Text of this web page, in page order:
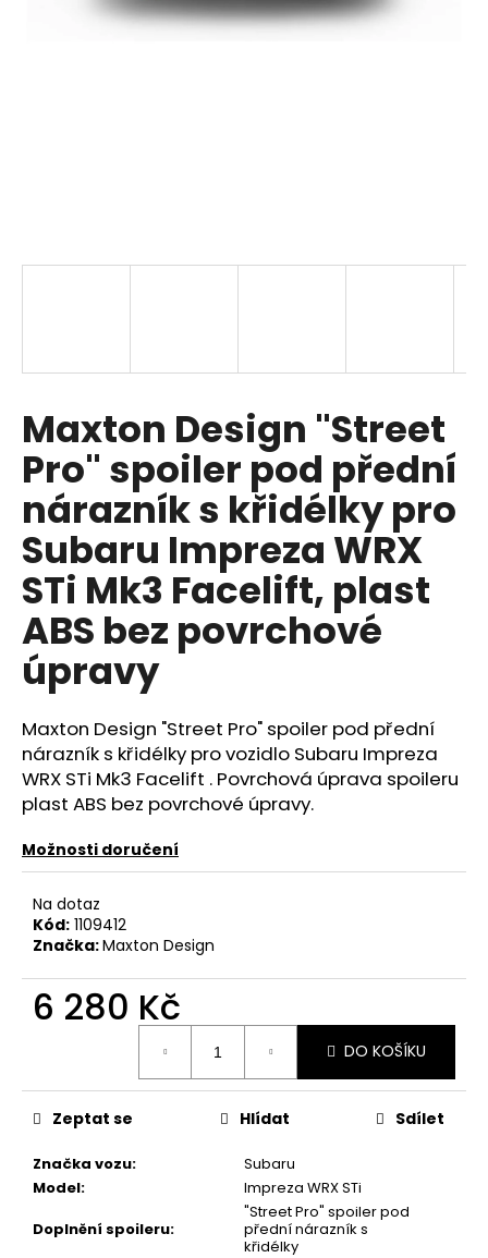
Maxton Design "Street
Pro" spoiler pod přední
nárazník s křidélky pro
Subaru Impreza WRX
STi Mk3 Facelift, plast
ABS bez povrchové
úpravy
Maxton Design "Street Pro" spoiler pod přední
nárazník s křidélky pro vozidlo Subaru Impreza
WRX STi Mk3 Facelift . Povrchová úprava spoileru
plast ABS bez povrchové úpravy.
Možnosti doručení
Na dotaz
Kód: 1109412
Značka:Maxton Design
6 280 Kč
DO KOŠÍKU
Značka vozu:
Subaru
Model:
Impreza WRX STi
Doplnění spoileru:
"Street Pro" spoiler pod
přední nárazník s
křidélky
Zeptat se Hlídat Sdílet
o
o
r
u
č
u
j
e
m
e
NGK
ČERVENÝ
MODUL
2.0TFSI
2.0TSI
EA113
EA888.1/2
2.5TFSI
849
Kč